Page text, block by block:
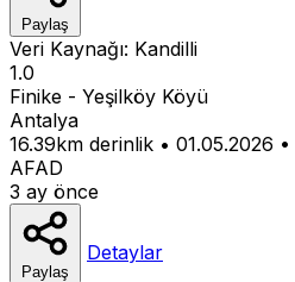
Paylaş
Veri Kaynağı: Kandilli
1.0
Finike - Yeşilköy Köyü
Antalya
16.39km derinlik • 01.05.2026 •
AFAD
3 ay önce
Paylaş
Detaylar